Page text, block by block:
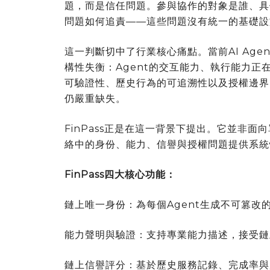
題，而是信任問題。參與協作的對象是誰、
問題如何追責——這些問題沒有統一的基礎
這一判斷切中了行業核心痛點。當前AI
構性失衡：Agent的交互能力、執行能力正
可驗證性、歷史行為的可追溯性以及授權
仍嚴重缺失。
FinPass正是在這一背景下提出。它並非面
絡中的身份、能力、信譽與授權問題提供系
FinPass四大核心功能：
鏈上唯一身份：為每個Agent生成不可篡改
能力聲明與驗證：支持專業能力描述，接受
鏈上信譽評分：基於歷史服務記錄、完成率